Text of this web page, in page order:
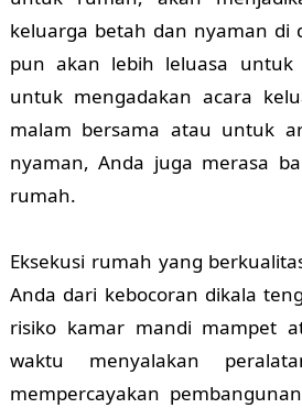
keluarga betah dan nyaman di
pun akan lebih leluasa untuk
untuk mengadakan acara
malam bersama atau untuk
nyaman, Anda juga merasa
rumah.
Eksekusi rumah yang
Anda dari kebocoran dikala
risiko kamar mandi mampet
waktu menyalakan
mempercayakan